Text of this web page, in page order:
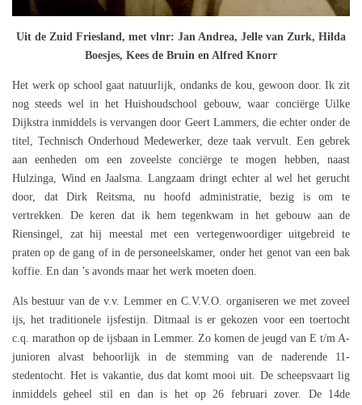
Uit de Zuid Friesland, met vlnr: Jan Andrea, Jelle van Zurk, Hilda
Boesjes, Kees de Bruin en Alfred Knorr
Het werk op school gaat natuurlijk, ondanks de kou, gewoon door. Ik zit
nog steeds wel in het Huishoudschool gebouw, waar conciërge Uilke
Dijkstra inmiddels is vervangen door Geert Lammers, die echter onder de
titel, Technisch Onderhoud Medewerker, deze taak vervult. Een gebrek
aan eenheden om een zoveelste conciërge te mogen hebben, naast
Hulzinga, Wind en Jaalsma. Langzaam dringt echter al wel het gerucht
door, dat Dirk Reitsma, nu hoofd administratie, bezig is om te
vertrekken. De keren dat ik hem tegenkwam in het gebouw aan de
Riensingel, zat hij meestal met een vertegenwoordiger uitgebreid te
praten op de gang of in de personeelskamer, onder het genot van een bak
koffie. En dan ’s avonds maar het werk moeten doen.
Als bestuur van de v.v. Lemmer en C.V.V.O. organiseren we met zoveel
ijs, het traditionele ijsfestijn. Ditmaal is er gekozen voor een toertocht
c.q. marathon op de ijsbaan in Lemmer. Zo komen de jeugd van E t/m A-
junioren alvast behoorlijk in de stemming van de naderende 11-
stedentocht. Het is vakantie, dus dat komt mooi uit. De scheepsvaart lig
inmiddels geheel stil en dan is het op 26 februari zover. De 14de